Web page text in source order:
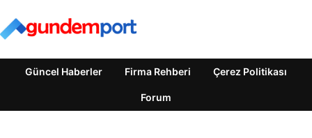
Güncel Haberler Firma Rehberi Çerez Politikası
Forum